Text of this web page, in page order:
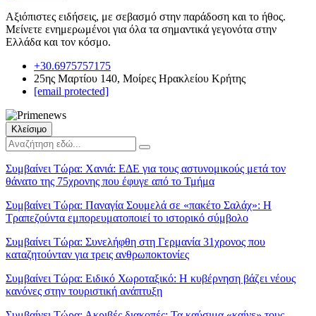
Αξιόπιστες ειδήσεις, με σεβασμό στην παράδοση και το ήθος.
Μείνετε ενημερωμένοι για όλα τα σημαντικά γεγονότα στην
Ελλάδα και τον κόσμο.
+30.6975757175
25ης Μαρτίου 140, Μοίρες Ηρακλείου Κρήτης
[email protected]
Κλείσιμο
Συμβαίνει Τώρα: Χανιά: ΕΔΕ για τους αστυνομικούς μετά τον
θάνατο της 75χρονης που έφυγε από το Τμήμα
Συμβαίνει Τώρα: Παναγία Σουμελά σε «πακέτο Σαλάχ»: Η
Τραπεζούντα εμπορευματοποιεί το ιστορικό σύμβολο
Συμβαίνει Τώρα: Συνελήφθη στη Γερμανία 31χρονος που
καταζητούνταν για τρεις ανθρωποκτονίες
Συμβαίνει Τώρα: Ειδικό Χωροταξικό: Η κυβέρνηση βάζει νέους
κανόνες στην τουριστική ανάπτυξη